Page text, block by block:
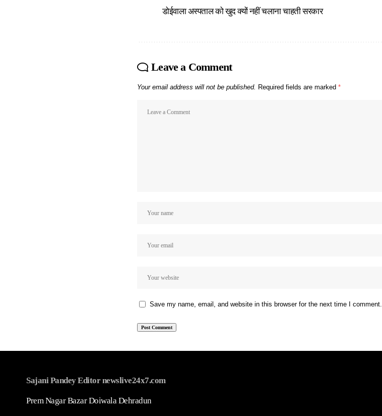
डोईवाला अस्पताल को खुद क्यों नहीं चलाना चाहती सरकार
Leave a Comment
Your email address will not be published. Required fields are marked *
Save my name, email, and website in this browser for the next time I comment.
Sajani Pandey Editor newslive24x7.com
Prem Nagar Bazar Doiwala Dehradun